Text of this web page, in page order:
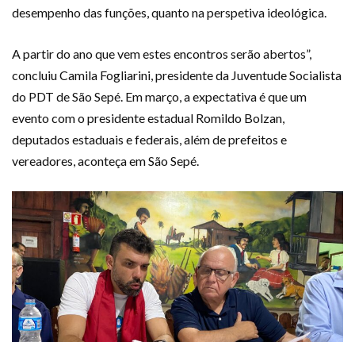
desempenho das funções, quanto na perspetiva ideológica.
A partir do ano que vem estes encontros serão abertos”,
concluiu Camila Fogliarini, presidente da Juventude Socialista
do PDT de São Sepé. Em março, a expectativa é que um
evento com o presidente estadual Romildo Bolzan,
deputados estaduais e federais, além de prefeitos e
vereadores, aconteça em São Sepé.